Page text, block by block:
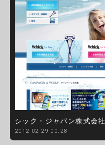
シック・ジャパン株式会社
2012-02-29 00:28